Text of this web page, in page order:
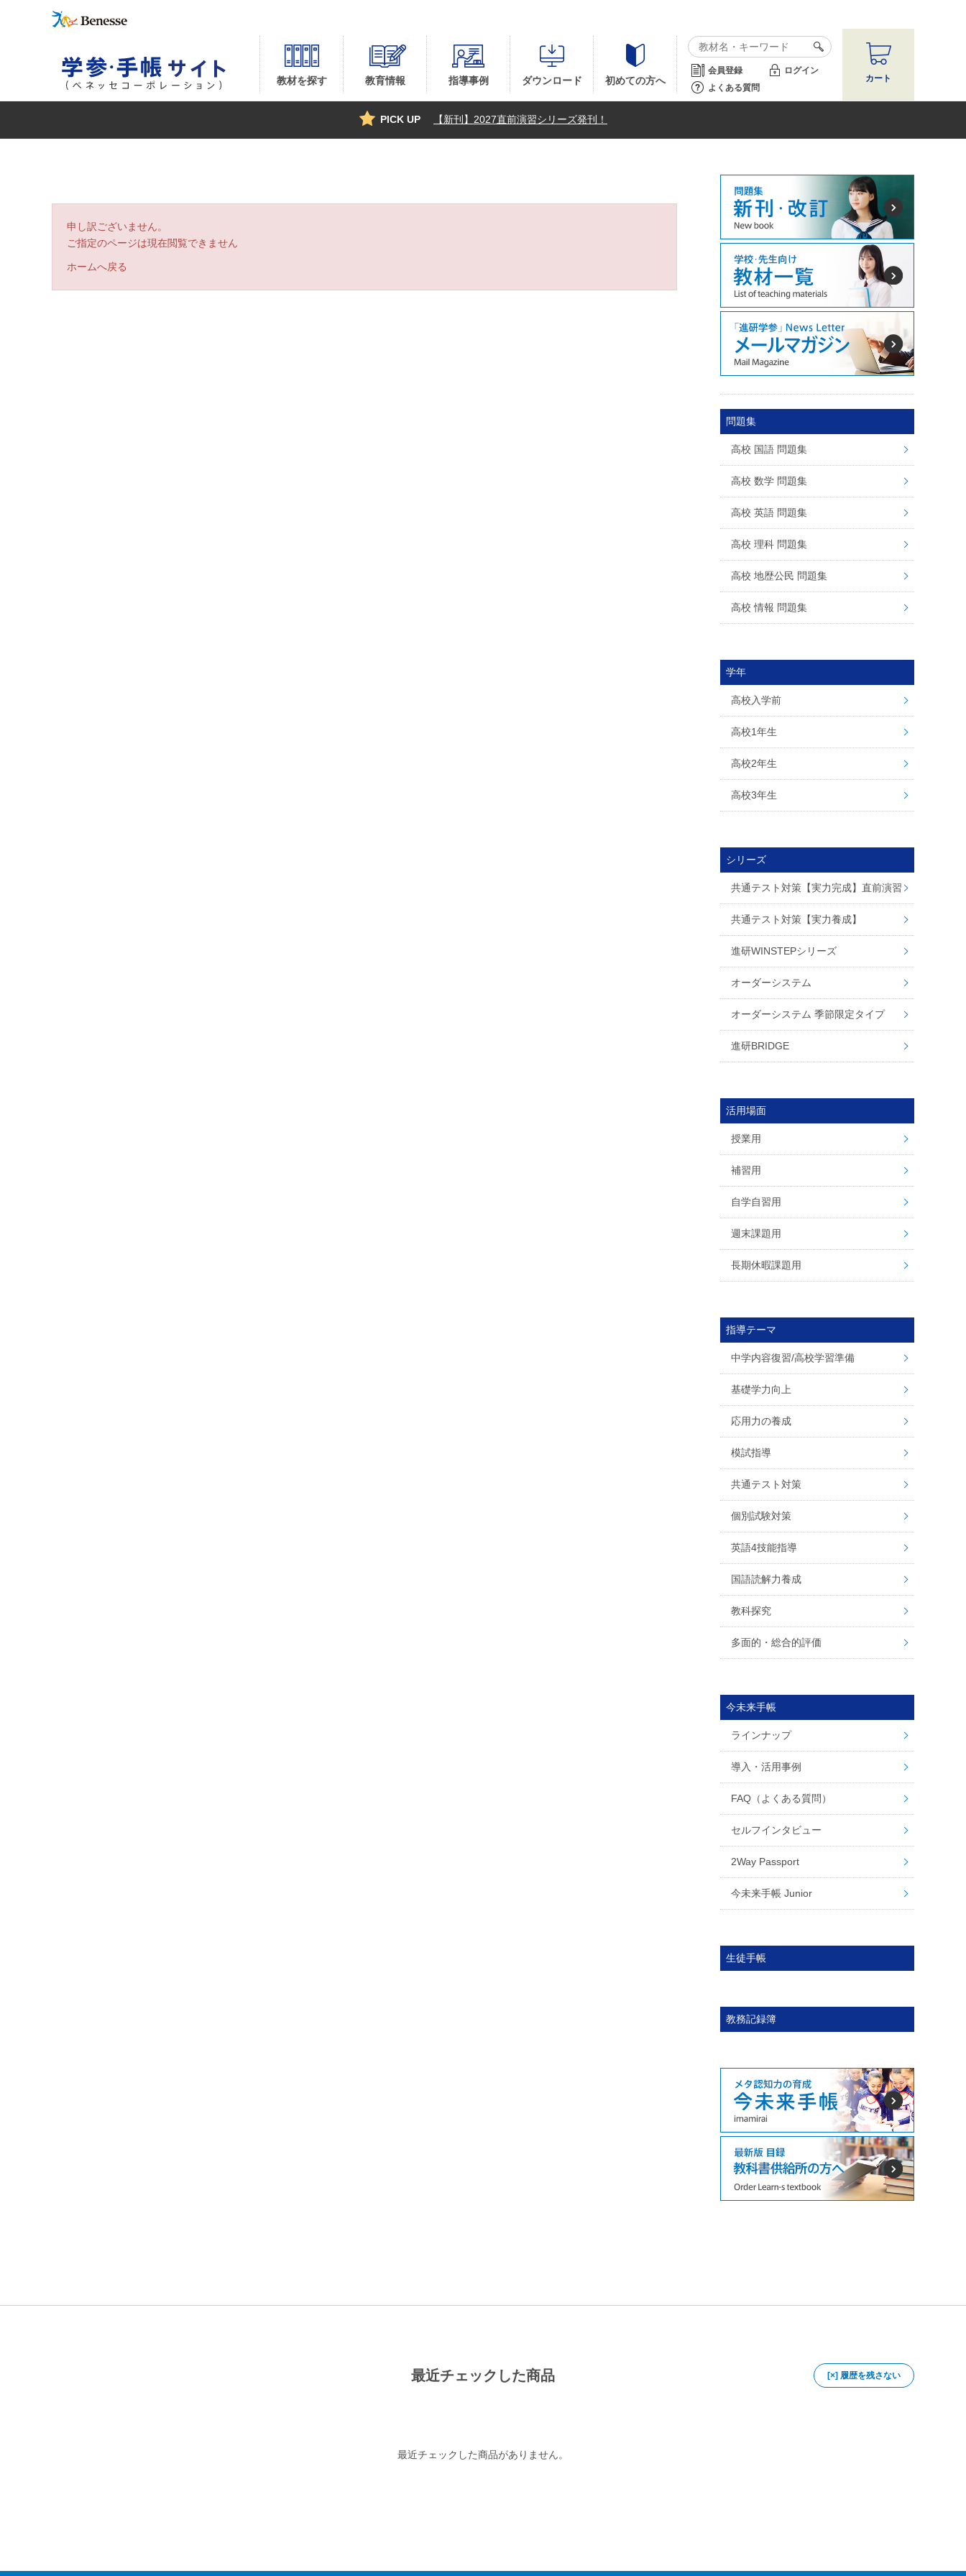
教材を探す 教育情報 指導事例 ダウンロード 初めての方へ
会員登録
ログイン
よくある質問
カート
PICK UP 【新刊】2027直前演習シリーズ発刊！
問題集
高校 国語 問題集
高校 数学 問題集
高校 英語 問題集
高校 理科 問題集
高校 地歴公民 問題集
高校 情報 問題集
学年
高校入学前
高校1年生
高校2年生
高校3年生
シリーズ
共通テスト対策【実力完成】直前演習
共通テスト対策【実力養成】
進研WINSTEPシリーズ
オーダーシステム
オーダーシステム 季節限定タイプ
進研BRIDGE
活用場面
授業用
補習用
自学自習用
週末課題用
長期休暇課題用
指導テーマ
中学内容復習/高校学習準備
基礎学力向上
応用力の養成
模試指導
共通テスト対策
個別試験対策
英語4技能指導
国語読解力養成
教科探究
多面的・総合的評価
今未来手帳
ラインナップ
導入・活用事例
FAQ（よくある質問）
セルフインタビュー
2Way Passport
今未来手帳 Junior
生徒手帳
教務記録簿
申し訳ございません。
ご指定のページは現在閲覧できません
ホームへ戻る
最近チェックした商品
最近チェックした商品がありません。
[×] 履歴を残さない